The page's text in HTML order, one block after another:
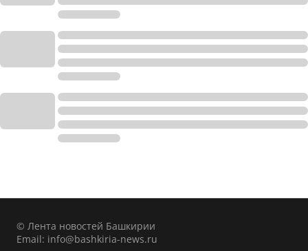
© Лента новостей Башкирии
Email: info@bashkiria-news.ru